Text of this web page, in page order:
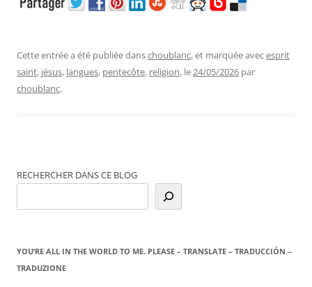
Cette entrée a été publiée danschoublanc, et marquée avecesprit
saint, jésus, langues, pentecôte, religion, le24/05/2026 par
choublanc.
RECHERCHER DANS CE BLOG
YOU’RE ALL IN THE WORLD TO ME. PLEASE – TRANSLATE – TRADUCCIÓN –
TRADUZIONE